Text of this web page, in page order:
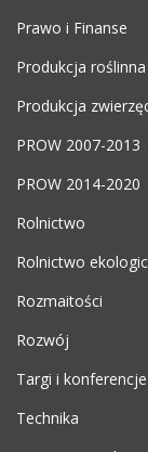
Prawo i Finanse
Produkcja roślinna
Produkcja
PROW 2007-2013
PROW 2014-2020
Rolnictwo
Rolnictwo
Rozmaitości
Rozwój
Targi i konferencje
Technika